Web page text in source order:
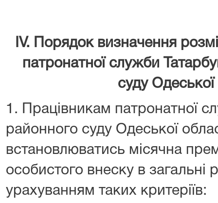
ІV. Порядок визначення
патронатної служби
суду Одеської
1. Працівникам патронатної
районного суду Одеської
встановлюватись місячна
особистого внеску в загальні
урахуванням таких критеріїв: